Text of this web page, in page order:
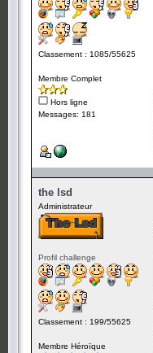
Classement : 1085/55625
Membre Complet
Hors ligne
Messages: 181
the lsd
Administrateur
Profil challenge
Classement : 199/55625
Membre Héroïque